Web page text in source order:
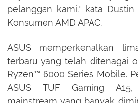
pelanggan kami." kata
Konsumen AMD APAC.
ASUS memperkenalkan
terbaru yang telah ditenagai
Ryzen™ 6000 Series Mobile.
ASUS TUF Gaming
mainstream yang banyak